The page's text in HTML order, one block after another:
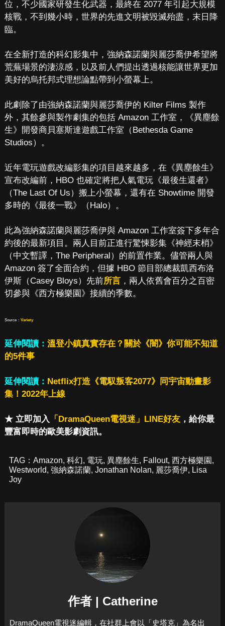
位，不少國家研發生化武器，最終在 2077 年引起大規模
核戰，不到幾小時，世界的先進文明被毀滅殆盡，末日降
臨。
在全新打造的科幻影集中，強納森諾蘭與麗莎喬伊希望將
荒蕪場景的淒涼感，以及前人們提出透過核能讓世界更加
美好的烏托邦式理想論點帶到小螢幕上。
此劇除了由強納森諾蘭與麗莎喬伊的 Kilter Films 製作
外，其餘參與製作劇集的包括 Amazon 工作室，《異塵餘
生》開發商貝塞斯達遊戲工作室（Bethesda Game
Studios）。
近年電玩遊戲改編影集的項目越來越多，在《異塵餘生》
宣布改編前，HBO 也確定將把人氣電玩《最後生還者》
（The Last Of Us）搬上小螢幕，還有在 Showtime 開發
多時的《最後一戰》（Halo）。
此為強納森諾蘭與麗莎喬伊與 Amazon 工作室簽下多年合
約後的最新項目。兩人目前正進行驚悚影集《神經末梢》
（中文暫譯，The Peripheral）的前置作業。儘管兩人與
Amazon 簽了全面合約，但據 HBO 節目部總裁凱西布洛
伊斯（Casey Bloys）先前所言，兩人依舊會百分之百密
切參與《西方極樂園》接續的季數。
Source： Variety
延伸閱讀： 溫登小鎮真實存在？關於《闇》你可能不知道
的5件事
延伸閱讀： Netflix打造《電馭叛客2077》同宇宙動畫影
集！2022年上線
★ 立即加入 「DramaQueen電視迷」LINE好友，給你最
豐富即時的歐美影劇資訊。
TAG： Amazon, 科幻, 電玩, 異塵餘生, Fallout, 西方極樂園 ,
Westworld, 強納森諾蘭, Jonathan Nolan, 麗莎喬伊, Lisa
Joy
作者 | Catherine
DramaQueen電視迷編輯，在社群上會以「史塔克」為名出